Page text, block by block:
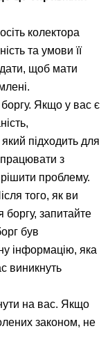
колектора
та умови її
щоб мати
Якщо у вас є
підходить для
працювати з
проблему.
того, як ви
запитайте
був
інформацію, яка
виникнуть
на вас. Якщо
законом, не